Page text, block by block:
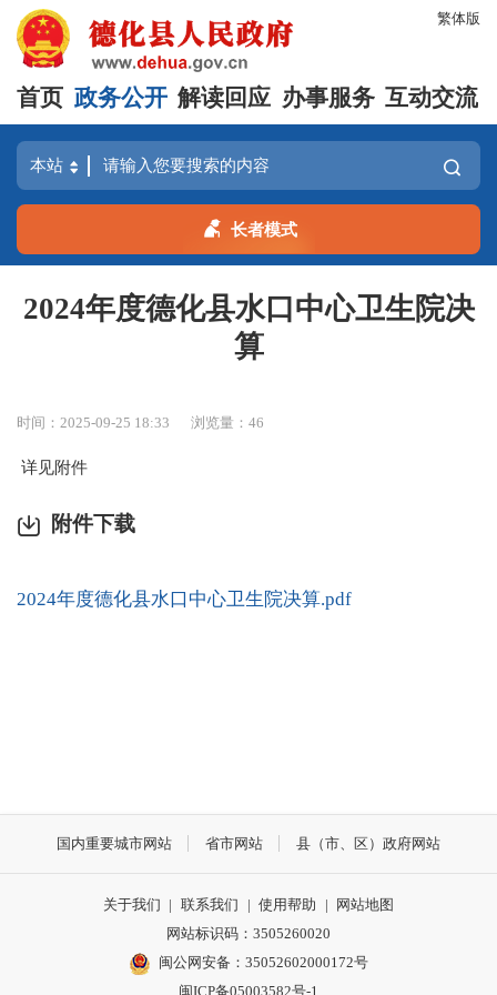
繁体版
首页 政务公开 解读回应 办事服务 互动交流
长者模式
2024年度德化县水口中心卫生院决
算
时间：2025-09-25 18:33 浏览量：46
详见附件
附件下载
2024年度德化县水口中心卫生院决算.pdf
国内重要城市网站 省市网站 县（市、区）政府网站
关于我们 | 联系我们 | 使用帮助 |
网站地图
网站标识码：3505260020
闽公网安备：35052602000172号
闽ICP备05003582号-1